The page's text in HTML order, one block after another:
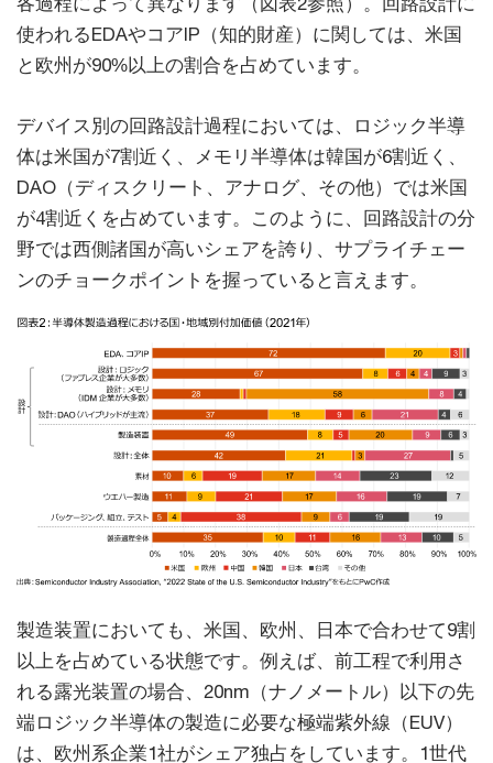
使われるEDAやコアIP（知的財産）に関しては、米国
と欧州が90%以上の割合を占めています。
デバイス別の回路設計過程においては、ロジック半導
体は米国が7割近く、メモリ半導体は韓国が6割近く、
DAO（ディスクリート、アナログ、その他）では米国
が4割近くを占めています。このように、回路設計の分
野では西側諸国が高いシェアを誇り、サプライチェー
ンのチョークポイントを握っていると言えます。
製造装置においても、米国、欧州、日本で合わせて9割
以上を占めている状態です。例えば、前工程で利用さ
れる露光装置の場合、20nm（ナノメートル）以下の先
端ロジック半導体の製造に必要な極端紫外線（EUV）
は、欧州系企業1社がシェア独占をしています。1世代